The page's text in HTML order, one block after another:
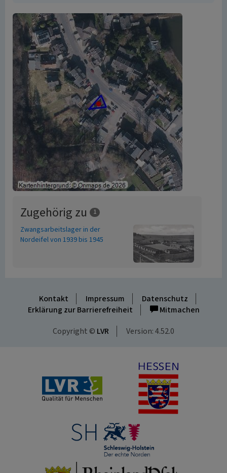
Zugehörig zu 1
Zwangsarbeitslager in der
Nordeifel von 1939 bis 1945
Kontakt Impressum
Datenschutz
Erklärung zur Barrierefreiheit
Mitmachen
Copyright © LVR Version: 4.52.0